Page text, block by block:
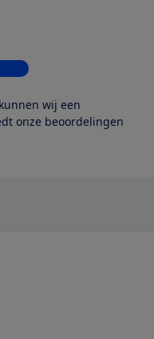
wij een
onze beoordelingen